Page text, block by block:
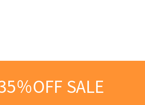
％OFF SALE